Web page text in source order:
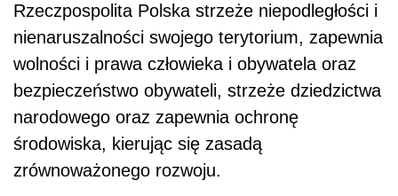
Rzeczpospolita Polska strzeże niepodległości i
nienaruszalności swojego terytorium, zapewnia
wolności i prawa człowieka i obywatela oraz
bezpieczeństwo obywateli, strzeże dziedzictwa
narodowego oraz zapewnia ochronę
środowiska, kierując się zasadą
zrównoważonego rozwoju.